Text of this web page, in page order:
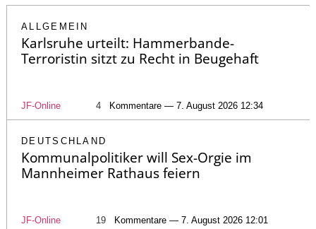
ALLGEMEIN
Karlsruhe urteilt: Hammerbande-
Terroristin sitzt zu Recht in Beugehaft
JF-Online 4 Kommentare — 7. August 2026 12:34
DEUTSCHLAND
Kommunalpolitiker will Sex-Orgie im
Mannheimer Rathaus feiern
JF-Online 19 Kommentare — 7. August 2026 12:01